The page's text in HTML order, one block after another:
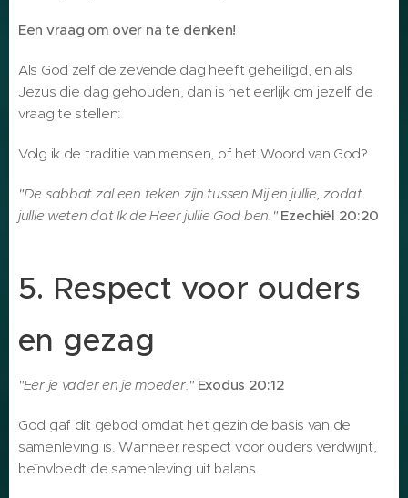
Een vraag om over na te denken!
Als God zelf de zevende dag heeft geheiligd, en als
Jezus die dag gehouden, dan is het eerlijk om jezelf de
vraag te stellen:
Volg ik de traditie van mensen, of het Woord van God?
"De sabbat zal een teken zijn tussen Mij en jullie, zodat
jullie weten dat Ik de Heer jullie God ben." Ezechiël 20:20
5. Respect voor ouders
en gezag
"Eer je vader en je moeder." Exodus 20:12
God gaf dit gebod omdat het gezin de basis van de
samenleving is. Wanneer respect voor ouders verdwijnt,
beïnvloedt de samenleving uit balans.